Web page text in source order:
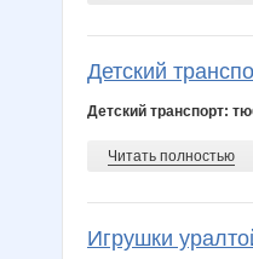
Детский
Детский транспорт:
Читать полностью
Игрушки